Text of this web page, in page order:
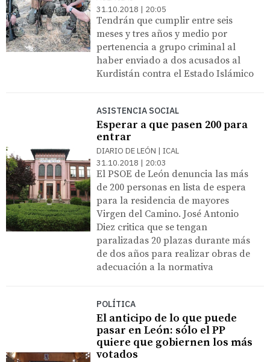
31.10.2018 | 20:05
Tendrán que cumplir entre seis
meses y tres años y medio por
pertenencia a grupo criminal al
haber enviado a dos acusados al
Kurdistán contra el Estado Islámico
ASISTENCIA SOCIAL
Esperar a que pasen 200 para
entrar
DIARIO DE LEÓN | ICAL
31.10.2018 | 20:03
El PSOE de León denuncia las más
de 200 personas en lista de espera
para la residencia de mayores
Virgen del Camino. José Antonio
Diez critica que se tengan
paralizadas 20 plazas durante más
de dos años para realizar obras de
adecuación a la normativa
POLÍTICA
El anticipo de lo que puede
pasar en León: sólo el PP
quiere que gobiernen los más
votados